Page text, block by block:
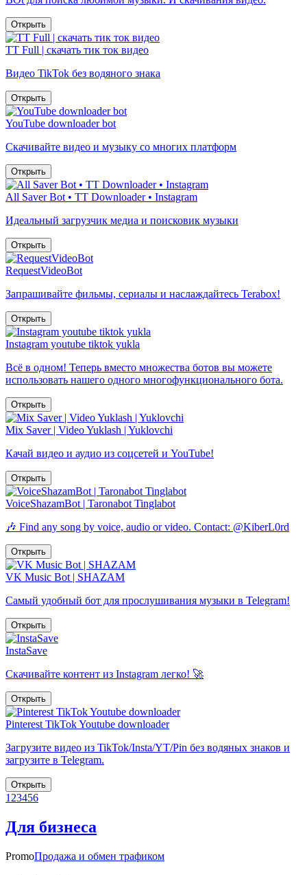
Открыть
TT Full | скачать тик ток видео
Видео TikTok без водяного знака
Открыть
YouTube downloader bot
Скачивайте видео и музыку со многих платформ
Открыть
All Saver Bot • TT Downloader • Instagram
Идеальный загрузчик медиа и поисковик музыки
Открыть
RequestVideoBot
Запрашивайте фильмы, сериалы и наслаждайтесь Terabox!
Открыть
Instagram youtube tiktok yukla
Всё в одном! Теперь вместо множества ботов вы можете
использовать нашего одного многофункционального бота.
Открыть
Mix Saver | Video Yuklash | Yuklovchi
Качай видео и аудио из соцсетей и YouTube!
Открыть
VoiceShazamBot | Taronabot Tinglabot
🎶 Find any song by voice, audio or video. Contact: @KiberL0rd
Открыть
VK Music Bot | SHAZAM
Самый удобный бот для прослушивания музыки в Telegram!
Открыть
InstaSave
Скачивайте контент из Instagram легко! 🚀
Открыть
Pinterest TikTok Youtube downloader
Загрузите видео из TikTok/Insta/YT/Pin без водяных знаков и
загрузите в Telegram.
Открыть
1 23456
Для бизнеса
PromoПродажа и обмен трафиком